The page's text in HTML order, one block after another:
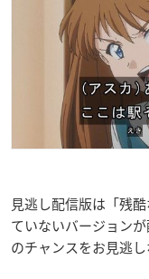
見逃し配信版は「残
ていないバージョン
のチャンスをお見逃し